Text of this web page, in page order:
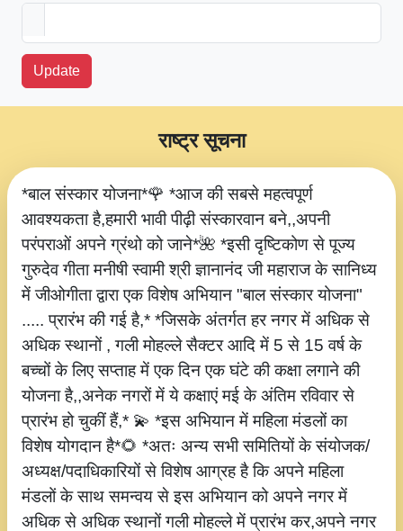
Update
*बाल संस्कार योजना*🌹 *आज की सबसे महत्वपूर्ण
आवश्यकता है,हमारी भावी पीढ़ी संस्कारवान बने,,अपनी
परंपराओं अपने ग्रंथो को जाने*🌺 *इसी दृष्टिकोण से पूज्य
गुरुदेव गीता मनीषी स्वामी श्री ज्ञानानंद जी महाराज के सानिध्य
में जीओगीता द्वारा एक विशेष अभियान "बाल संस्कार योजना"
..... प्रारंभ की गई है,* *जिसके अंतर्गत हर नगर में अधिक से
अधिक स्थानों , गली मोहल्ले सैक्टर आदि में 5 से 15 वर्ष के
बच्चों के लिए सप्ताह में एक दिन एक घंटे की कक्षा लगाने की
योजना है,,अनेक नगरों में ये कक्षाएं मई के अंतिम रविवार से
प्रारंभ हो चुकीं हैं,* 💫 *इस अभियान में महिला मंडलों का
विशेष योगदान है*🌻 *अतः अन्य सभी समितियों के संयोजक/
अध्यक्ष/पदाधिकारियों से विशेष आग्रह है कि अपने महिला
मंडलों के साथ समन्वय से इस अभियान को अपने नगर में
अधिक से अधिक स्थानों गली मोहल्ले में प्रारंभ कर,अपने नगर
राष्ट्र सूचना